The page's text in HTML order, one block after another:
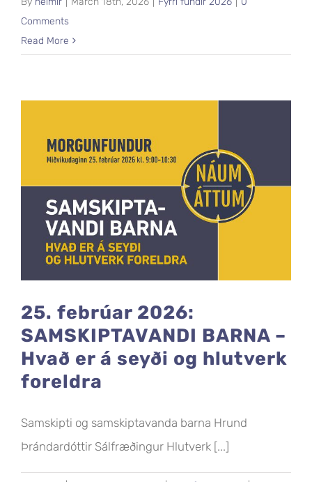
Comments
Read More
25. febrúar 2026:
SAMSKIPTAVANDI BARNA –
Hvað er á seyði og hlutverk
foreldra
Samskipti og samskiptavanda barna Hrund
Þrándardóttir Sálfræðingur Hlutverk [...]